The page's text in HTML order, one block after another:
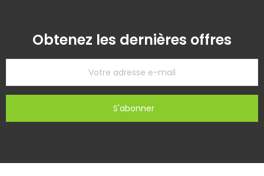
Obtenez les dernières offres
S'abonner